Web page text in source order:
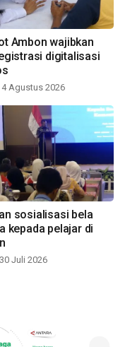
Ambon wajibkan
digitalisasi
4 Agustus 2026
sosialisasi bela
kepada pelajar di
Juli 2026